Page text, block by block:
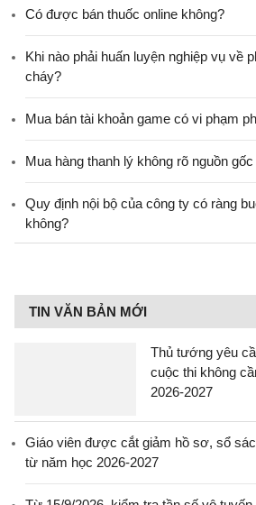
Có được bán thuốc online không?
Khi nào phải huấn luyện nghiệp vụ về
cháy?
Mua bán tài khoản game có vi phạm
Mua hàng thanh lý không rõ nguồn
Quy định nội bộ của công ty có ràng
không?
TIN VĂN BẢN MỚI
Thủ tướng yêu
cuộc thi không
2026-2027
Giáo viên được cắt giảm hồ sơ, sổ
từ năm học 2026-2027